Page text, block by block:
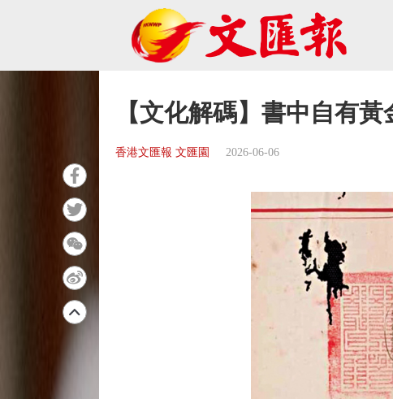
【文化解碼】書中自有
香港文匯報 文匯園 2026-06-06